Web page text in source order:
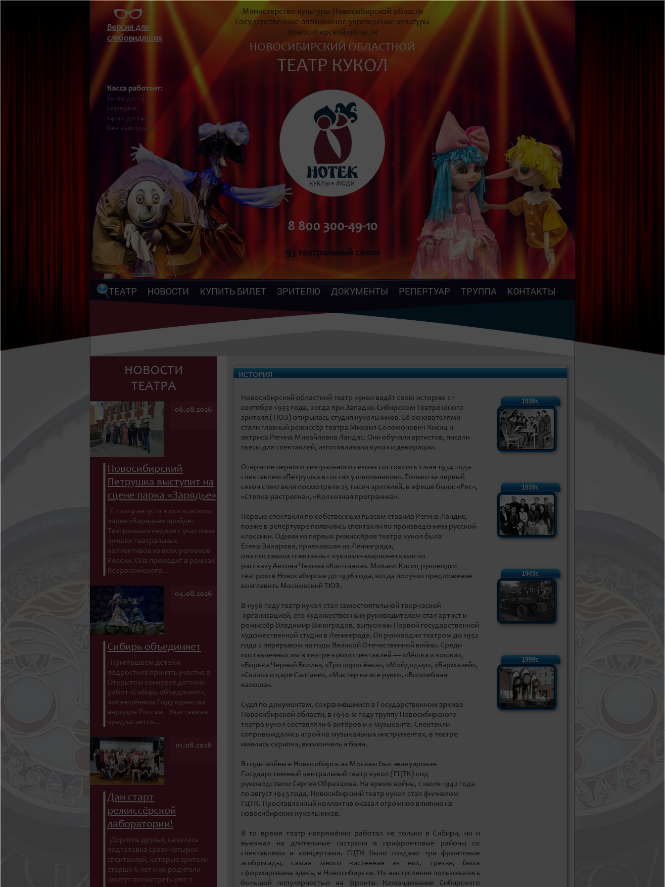
Министерство культуры Новосибирской области
Государственное автономное учреждение культуры
Новосибирской области
НОВОСИБИРСКИЙ ОБЛАСТНОЙ
ТЕАТР КУКОЛ
Касса работает:
10-00 до 19-30
перерыв:
14-00 до 14-30
без выходных
Версия для
слабовидящих
8 800 300-49-10
93 театральный сезон
ТЕАТР НОВОСТИ КУПИТЬ БИЛЕТ ЗРИТЕЛЮ ДОКУМЕНТЫ РЕПЕРТУАР ТРУППА КОНТАКТЫ
НОВОСТИ
ТЕАТРА
06.08.2026
Новосибирский
Петрушка выступит на
сцене парка «Зарядье»
С 1 по 9 августа в московском
парке «Зарядье» пройдет
Театральная неделя с участием
лучших театральных
коллективов из всех регионов
России. Она проходит в рамках
Всероссийского...
04.08.2026
Сибирь объединяет
Приглашаем детей и
подростков принять участие в
Открытом конкурсе детских
работ «Сибирь объединяет»,
посвящённом Году единства
народов России. Участникам
предлагается...
01.08.2026
Дан старт
режиссёрской
лаборатории!
Дорогие друзья, началась
подготовка сразу четырех
спектаклей, которые зрители
старше 6 лет и их родители
смогут посмотреть уже 7
1938г.
1939г.
1943г.
1999г.
ИСТОРИЯ
Новосибирский областной театр кукол ведёт свою историю с 1
сентября 1933 года, когда при Западно-Сибирском Театре юного
зрителя (ТЮЗ) открылась студия кукольников. Её основателями
стали главный режиссёр театра Михаил Соломонович Кисиц и
актриса Регина Михайловна Ландис. Они обучали артистов, писали
пьесы для спектаклей, изготавливали кукол и декорации.
Открытие первого театрального сезона состоялось 1 мая 1934 года
спектаклем «Петрушка в гостях у школьников». Только за первый
сезон спектакли посмотрели 25 тысяч зрителей, в афише были: «Рис»,
«Степка-растрепка», «Колхозная программа».
Первые спектакли по собственным пьесам ставила Регина Ландис,
позже в репертуаре появились спектакли по произведениям русской
классики. Одним из первых режиссёров театра кукол была
Елена Захарова, приехавшая из Ленинграда,
она поставила спектакль с куклами–марионетками по
рассказу Антона Чехова «Каштанка». Михаил Кисиц руководил
театром в Новосибирске до 1936 года, когда получил предложение
возглавить Московский ТЮЗ.
В 1936 году театр кукол стал самостоятельной творческой
организацией, его художественным руководителем стал артист и
режиссёр Владимир Виноградов, выпускник Первой государственной
художественной студии в Ленинграде. Он руководил театром до 1952
года с перерывом на годы Великой Отечественной войны. Среди
поставленных им в театре кукол спектаклей — «Лёшка и кошка»,
«Борька Черный Билль», «Три поросёнка», «Мойдодыр», «Бармалей»,
«Сказка о царе Салтане», «Мастер на все руки», «Волшебная
калоша».
Судя по документам, сохранившимся в Государственном архиве
Новосибирской области, в 1940-м году труппу Новосибирского
театра кукол составляли 6 актёров и 4 музыканта. Спектакли
сопровождались игрой на музыкальных инструментах, в театре
имелись скрипка, виолончель и баян.
В годы войны в Новосибирск из Москвы был эвакуирован
Государственный центральный театр кукол (ГЦТК) под
руководством Сергея Образцова. На время войны, с июля 1942 года
по август 1945 года, Новосибирский театр кукол стал филиалом
ГЦТК. Прославленный коллектив оказал огромное влияние на
новосибирских кукольников.
В то время театр напряжённо работал не только в Сибири, но и
выезжал на длительные гастроли в прифронтовые районы со
спектаклями и концертами. ГЦТК было создано три фронтовые
агибригады, самая много численная из них, третья, была
сформирована здесь, в Новосибирске. Их выступления пользовались
большой популярностью на фронте. Командование Сибирского